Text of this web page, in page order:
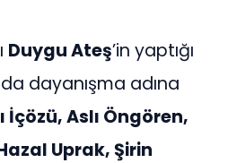
Duygu Ateş’in yaptığı
dayanışma adına
İçözü, Aslı Öngören,
Uprak, Şirin